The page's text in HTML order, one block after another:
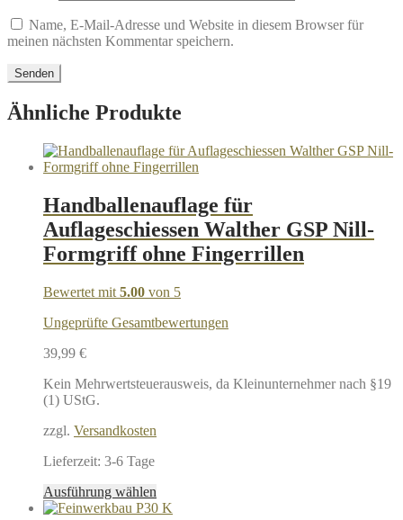
Name, E-Mail-Adresse und Website in diesem Browser für
meinen nächsten Kommentar speichern.
Ähnliche Produkte
Handballenauflage für
Auflageschiessen Walther GSP Nill-
Formgriff ohne Fingerrillen
Bewertet mit 5.00 von 5
Ungeprüfte Gesamtbewertungen
39,99 €
Kein Mehrwertsteuerausweis, da Kleinunternehmer nach §19
(1) UStG.
zzgl. Versandkosten
Lieferzeit: 3-6 Tage
Ausführung wählen
Produkt